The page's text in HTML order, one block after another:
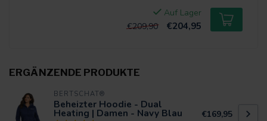
Auf Lager
€209,90
€204,95
ERGÄNZENDE PRODUKTE
BERTSCHAT®
Beheizter Hoodie - Dual
Heating | Damen - Navy Blau €169,95